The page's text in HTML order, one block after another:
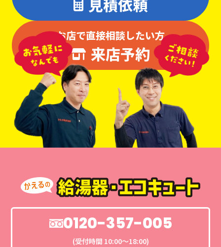
お店で直接相談したい方
来店予約
0120-357-005
(受付時間 10:00〜18:00)